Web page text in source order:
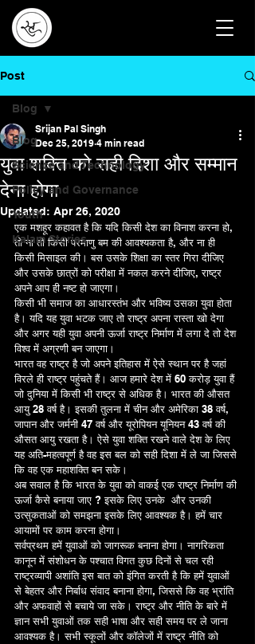
Post
Blog
Science and Technology
Policy and Governance
Youth
Kalam Stories
Blog
युवा शक्ति को सही दिशा और सम्मान
देना होगा
Srijan Pal Singh
Dec 25, 2019 4 min read
Updated: Apr 26, 2020
एक मशहूर कहावत है कि यदि किसी देश का विनाश करना हो,
तो ना तो किसी परमाणु बम की आवश्यकता है, और ना ही
किसी मिसाइल की। बस उसके शिक्षा का स्तर गिरा दीजिए
और उसके छात्रों को परीक्षा में नकल करने दीजिए, राष्ट्र
अपने आप ही नष्ट हो जाएगा।
किसी भी समाज का आधारस्तंभ और भविष्य उसका युवा होता
है। यदि यह युवा भटक जाए तो राष्ट्र अपना रास्ता खो देगा
और अगर यही युवा अपनी ऊर्जा राष्ट्र निर्माण में लगा दे तो देश
विश्व में अग्रणी बन जाएगा।
भारत वह राष्ट्र है जो अपने इतिहास में ऐसे स्थान पर है जहां
विरले ही राष्ट्र पहुंचते हैं। आज हमारे देश में 60 करोड़ युवा हैं
जो दुनिया में किसी भी राष्ट्र से अधिक है। भारत की औसत
आयु 28 वर्ष है। इसकी तुलना में चीन और अमेरिका 38 वर्ष,
जापान और जर्मनी 47 वर्ष और यूरोपियन यूनियन 43 वर्ष की
औसत आयु रखता है। ऐसे युवा शक्ति रखने वाले देश के लिए
यह अति-महत्वपूर्ण है वह इस बल को सही दिशा में ले जा जिससे
कि वह एक महाशक्ति बन सके।
अब सवाल है कि भारत के युवा को वाकई एक राष्ट्र निर्माण की
ऊर्जा कैसे बनाया जाए ? इसके लिए उनके  और उनकी
उत्सुकताओं को समझना इसके लिए आवश्यक है। हमें चार
आयामों पर काम करना होगा।
सर्वप्रथम हमें युवाओं को जागरूक बनाना होगा। नागरिकता
कानून में संशोधन के पश्चात विगत कुछ दिनों से चल रही
राष्ट्रव्यापी अशांति इस बात को इंगित करती है कि हमें युवाओं
से बेहतर और निर्बाध संवाद बनाना होगा, जिससे कि वह भ्रांति
और अफवाहों से बचाये जा सके। राष्ट्र और नीति के बारे में
ज्ञान सभी युवाओं तक सही भाषा और सही समय पर ले जाना
आवश्यक है। सभी स्कूलों और कॉलेजों में राष्ट्र नीति को